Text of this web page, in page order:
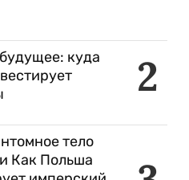
2
куда
тело
Как Польша